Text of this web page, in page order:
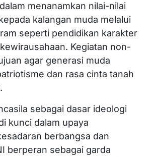
menanamkan nilai-nilai
kalangan muda melalui
seperti pendidikan karakter
Kegiatan non-
agar generasi muda
dan rasa cinta tanah
sebagai dasar ideologi
kunci dalam upaya
berbangsa dan
berperan sebagai garda